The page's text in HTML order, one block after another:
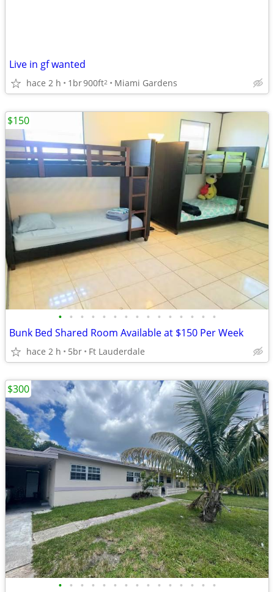
Live in gf wanted
hace 2 h 1br900ft2 Miami Gardens
• • • • • • • • • • • • • • •
Bunk Bed Shared Room Available at $150 Per Week
hace 2 h 5br Ft Lauderdale
$150
• • • • • • • • • • • • • • •
$300